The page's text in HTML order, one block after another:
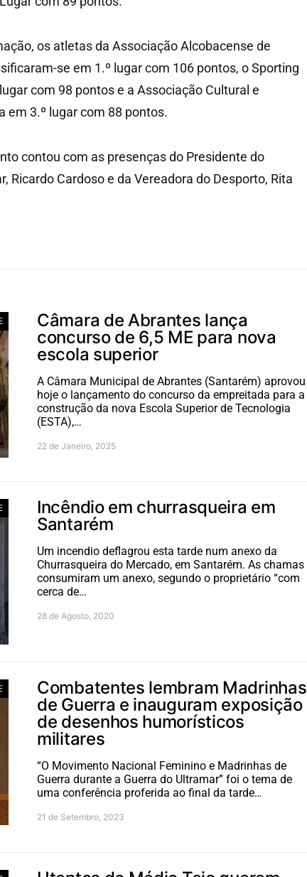
os atletas da Associação Alcobacense de
se em 1.º lugar com 106 pontos, o Sporting
com 98 pontos e a Associação Cultural e
em 3.º lugar com 88 pontos.
contou com as presenças do Presidente do
Ricardo Cardoso e da Vereadora do Desporto, Rita
Câmara de Abrantes lança
concurso de 6,5 ME para nova
escola superior
A Câmara Municipal de Abrantes (Santarém) aprovou
hoje o lançamento do concurso da empreitada para a
construção da nova Escola Superior de Tecnologia
(ESTA),…
22 de Janeiro, 2025
Incêndio em churrasqueira em
Santarém
Um incendio deflagrou esta tarde num anexo da
Churrasqueira do Mercado, em Santarém. As chamas
consumiram um anexo, segundo o proprietário “com
cerca de…
28 de Agosto, 2020
Combatentes lembram Madrinhas
de Guerra e inauguram exposição
de desenhos humorísticos
militares
“O Movimento Nacional Feminino e Madrinhas de
Guerra durante a Guerra do Ultramar” foi o tema de
uma conferência proferida ao final da tarde…
21 de Setembro, 2023